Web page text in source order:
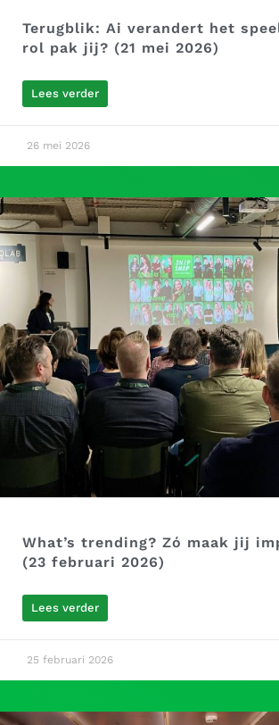
Terugblik: Ai verandert het
rol pak jij? (21 mei 2026)
Lees verder
26 mei 2026
What’s trending? Zó maak jij
(23 februari 2026)
Lees verder
25 februari 2026